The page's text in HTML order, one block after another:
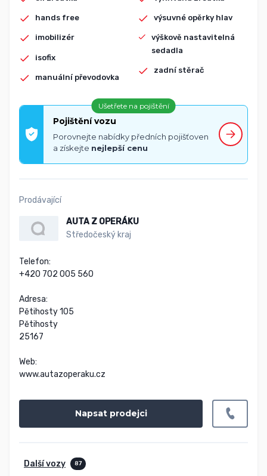
hands free
imobilizér
isofix
manuální převodovka
výsuvné opěrky hlav
výškově nastavitelná
sedadla
zadní stěrač
Ušetřete na pojištění
Pojištění vozu
Porovnejte nabídky předních pojišťoven
a získejte nejlepší cenu
Prodávající
AUTA Z OPERÁKU
Středočeský kraj
Telefon:
+420 702 005 560
Adresa:
Pětihosty 105
Pětihosty
25167
Web:
www.autazoperaku.cz
Napsat prodejci
Další vozy 87